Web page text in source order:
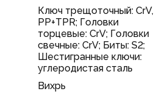
Ключ трещоточный: CrV,
PP+TPR; Головки
торцевые: CrV; Головки
свечные: CrV; Биты: S2;
Шестигранные ключи:
углеродистая сталь
Вихрь